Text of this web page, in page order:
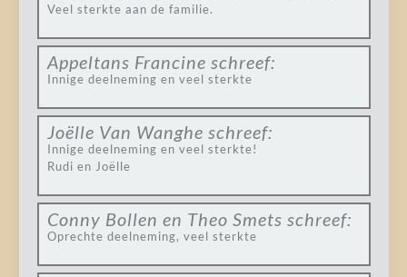
Veel sterkte aan de familie.
Appeltans Francine schreef:
Innige deelneming en veel sterkte
Joëlle Van Wanghe schreef:
Innige deelneming en veel sterkte!
Rudi en Joëlle
Conny Bollen en Theo Smets schreef:
Oprechte deelneming, veel sterkte